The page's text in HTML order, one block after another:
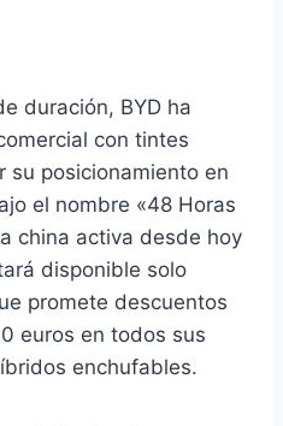
duración, BYD ha
con tintes
su posicionamiento en
el nombre «48 Horas
china activa desde hoy
disponible solo
promete descuentos
euros en todos sus
enchufables.